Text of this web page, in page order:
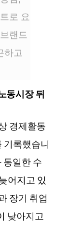
로 요
랜드
하고
동시장 뒤
경제활동
기록했습니
동일한 수
어지고 있
장기 취업
낮아지고